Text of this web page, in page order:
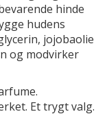
hinde
hudens
jojobaolie
og modvirker
Et trygt valg.